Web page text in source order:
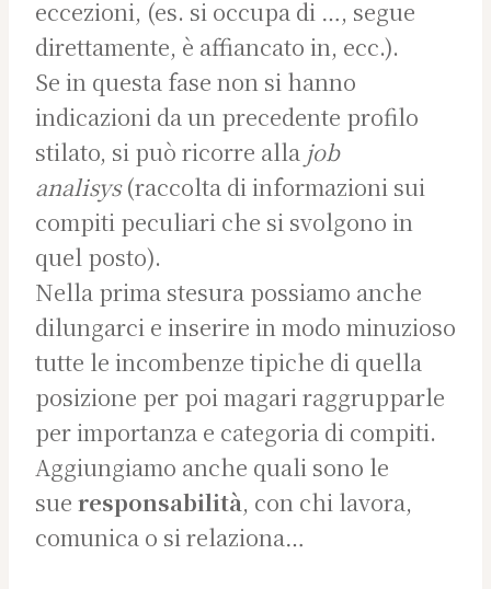
eccezioni, (es. si occupa di …, segue
direttamente, è affiancato in, ecc.).
Se in questa fase non si hanno
indicazioni da un precedente profilo
stilato, si può ricorre alla job
analisys(raccolta di informazioni sui
compiti peculiari che si svolgono in
quel posto).
Nella prima stesura possiamo anche
dilungarci e inserire in modo minuzioso
tutte le incombenze tipiche di quella
posizione per poi magari raggrupparle
per importanza e categoria di compiti.
Aggiungiamo anche quali sono le
sue responsabilità, con chi lavora,
comunica o si relaziona…